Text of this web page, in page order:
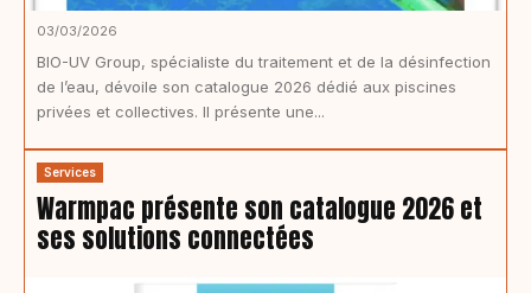
03/03/2026
BIO-UV Group, spécialiste du traitement et de la désinfection
de l’eau, dévoile son catalogue 2026 dédié aux piscines
privées et collectives. Il présente une...
Services
Warmpac présente son catalogue 2026 et
ses solutions connectées